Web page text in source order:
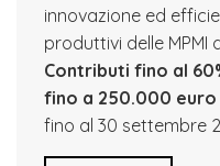
innovazione ed
produttivi delle MPMI
Contributi fino al
fino a 250.000
fino al 30 settembre